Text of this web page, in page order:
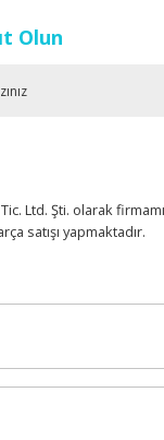
bozuk veya
Olun
Ltd. Şti. olarak
satışı yapmaktadır.